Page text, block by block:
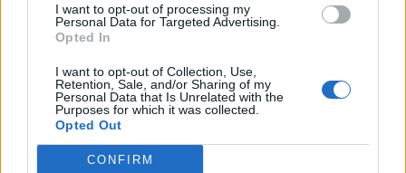
I want to opt-out of processing my
Personal Data for Targeted Advertising.
Opted In
I want to opt-out of Collection, Use,
Retention, Sale, and/or Sharing of my
Personal Data that Is Unrelated with the
Purposes for which it was collected.
Opted Out
CONFIRM
Πάνω από 1.500 έλεγχοι σε